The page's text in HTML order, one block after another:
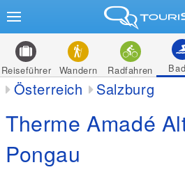
Reiseführer Wandern Radfahren
Österreich Salzburg
Therme Amadé
Pongau